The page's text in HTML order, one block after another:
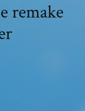
remake